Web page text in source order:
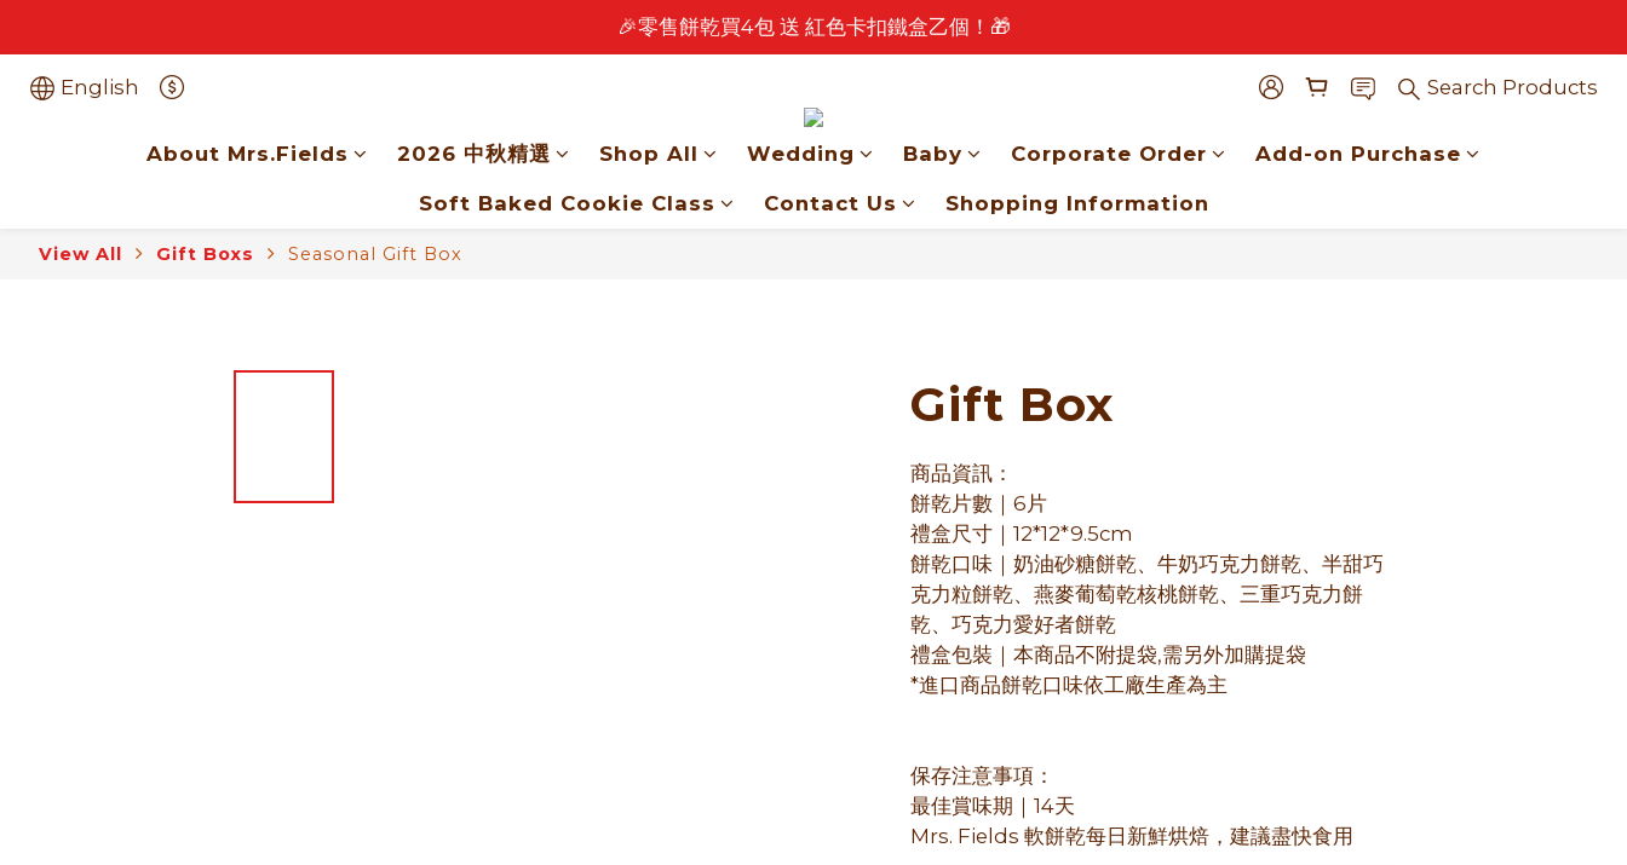
🎉 2026 中秋早鳥優惠中 🎉
🎉 2026 中秋早鳥優惠中 🎉
🎉 2026 中秋早鳥優惠中 🎉
English Search Products
About Mrs.Fields 2026 中秋精選 Shop All Wedding Baby Corporate Order Add-on Purchase
Soft Baked Cookie Class Contact Us Shopping Information
View All Gift Boxs Seasonal Gift Box
Gift Box
商品資訊：
餅乾片數｜6片
禮盒尺寸｜12*12*9.5cm
餅乾口味｜奶油砂糖餅乾、牛奶巧克力餅乾、半甜巧
克力粒餅乾、燕麥葡萄乾核桃餅乾、三重巧克力餅
乾、巧克力愛好者餅乾
禮盒包裝｜本商品不附提袋,需另外加購提袋
*進口商品餅乾口味依工廠生產為主
保存注意事項：
最佳賞味期｜14天
Mrs. Fields 軟餅乾每日新鮮烘焙，建議盡快食用